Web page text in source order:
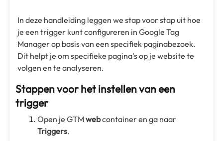
In deze handleiding leggen we stap voor stap uit hoe
je een trigger kunt configureren in Google Tag
Manager op basis van een specifiek paginabezoek.
Dit helpt je om specifieke pagina's op je website te
volgen en te analyseren.
Stappen voor het instellen van een
trigger
Open je GTM webcontainer en ga naar
Triggers.